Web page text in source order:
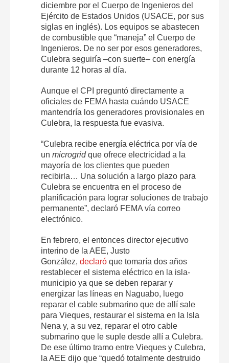
diciembre por el Cuerpo de Ingenieros del
Ejército de Estados Unidos (USACE, por sus
siglas en inglés). Los equipos se abastecen
de combustible que “maneja” el Cuerpo de
Ingenieros. De no ser por esos generadores,
Culebra seguiría –con suerte– con energía
durante 12 horas al día.
Aunque el CPI preguntó directamente a
oficiales de FEMA hasta cuándo USACE
mantendría los generadores provisionales en
Culebra, la respuesta fue evasiva.
“Culebra recibe energía eléctrica por vía de
un microgridque ofrece electricidad a la
mayoría de los clientes que pueden
recibirla… Una solución a largo plazo para
Culebra se encuentra en el proceso de
planificación para lograr soluciones de trabajo
permanente”, declaró FEMA vía correo
electrónico.
En febrero, el entonces director ejecutivo
interino de la AEE, Justo
González, declaró que tomaría dos años
restablecer el sistema eléctrico en la isla-
municipio ya que se deben reparar y
energizar las líneas en Naguabo, luego
reparar el cable submarino que de allí sale
para Vieques, restaurar el sistema en la Isla
Nena y, a su vez, reparar el otro cable
submarino que le suple desde allí a Culebra.
De ese último tramo entre Vieques y Culebra,
la AEE dijo que “quedó totalmente destruido